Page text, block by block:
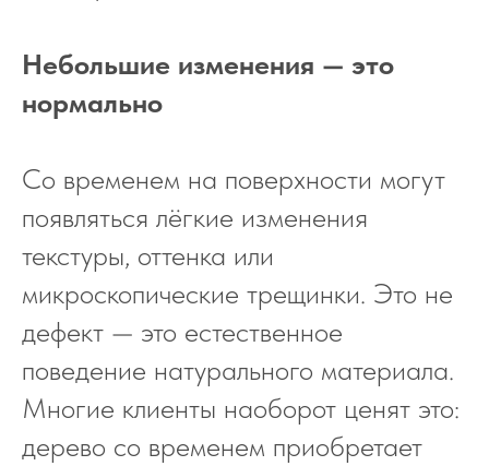
Небольшие изменения — это
нормально
Со временем на поверхности могут
появляться лёгкие изменения
текстуры, оттенка или
микроскопические трещинки. Это не
дефект — это естественное
поведение натурального материала.
Многие клиенты наоборот ценят это:
дерево со временем приобретает